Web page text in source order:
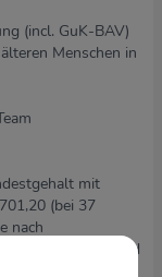
(incl. GuK-BAV)
Menschen in
mit
(bei 37
nach
KV und